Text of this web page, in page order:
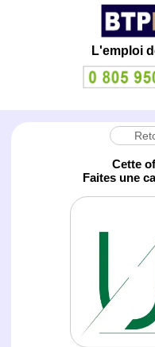
L'emploi
Cette
Faites une